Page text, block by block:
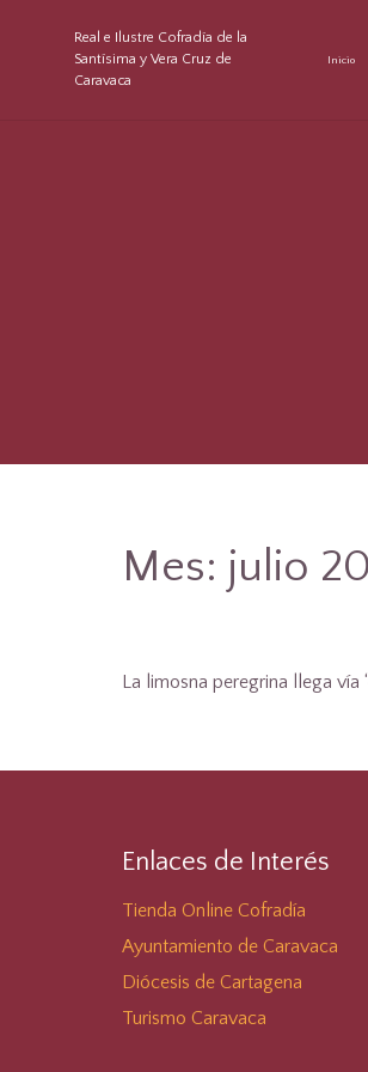
Real e Ilustre Cofradía de la
Santísima y Vera Cruz de
Caravaca
Inicio
Mes: julio
La limosna peregrina llega vía
Enlaces de Interés
Tienda Online Cofradía
Ayuntamiento de Caravaca
Diócesis de Cartagena
Turismo Caravaca